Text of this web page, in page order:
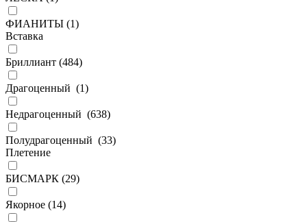
ФИАНИТЫ (1)
Вставка
Бриллиант (484)
Драгоценный (1)
Недрагоценный (638)
Полудрагоценный (33)
Плетение
БИСМАРК (29)
Якорное (14)